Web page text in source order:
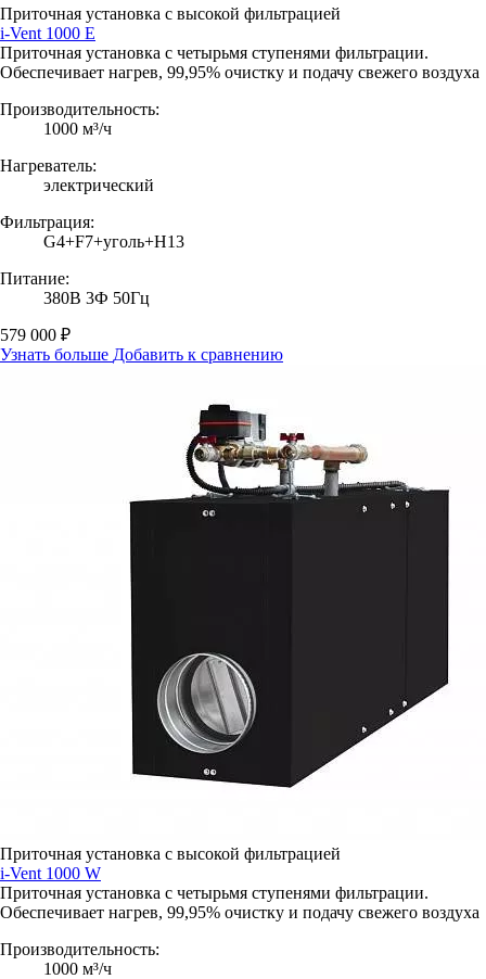
Приточная установка с высокой фильтрацией
i-Vent 1000 E
Приточная установка с четырьмя ступенями фильтрации.
Обеспечивает нагрев, 99,95% очистку и подачу свежего воздуха
Производительность:
1000 м³/ч
Нагреватель:
электрический
Фильтрация:
G4+F7+уголь+H13
Питание:
380В 3Ф 50Гц
579 000 ₽
Узнать больше Добавить к сравнению
Приточная установка с высокой фильтрацией
i-Vent 1000 W
Приточная установка с четырьмя ступенями фильтрации.
Обеспечивает нагрев, 99,95% очистку и подачу свежего воздуха
Производительность:
1000 м³/ч